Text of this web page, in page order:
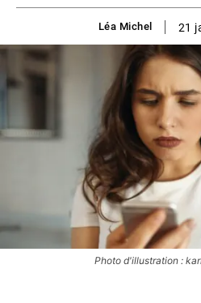
Léa Michel 21
Photo d'illustration :